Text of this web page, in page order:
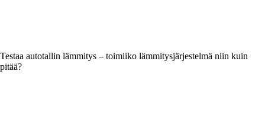
Testaa autotallin lämmitys – toimiiko lämmitysjärjestelmä niin kuin
pitää?